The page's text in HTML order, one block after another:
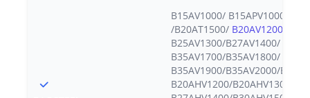
B15AV1000/ B15APV1000/
/B20AT1500/ B20AV1200
B25AV1300/B27AV1400/
B35AV1700/B35AV1800/
B35AV1900/B35AV2000/
B20AHV1200/B20AHV1300/